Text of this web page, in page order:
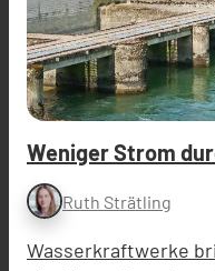
Weniger Strom
Ruth Strätling
Wasserkraftwerke